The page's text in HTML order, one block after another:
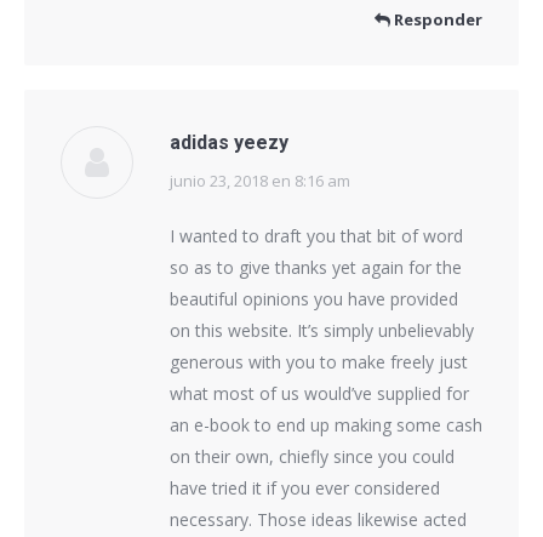
Responder
adidas yeezy
dice:
junio 23, 2018 en 8:16 am
I wanted to draft you that bit of word
so as to give thanks yet again for the
beautiful opinions you have provided
on this website. It’s simply unbelievably
generous with you to make freely just
what most of us would’ve supplied for
an e-book to end up making some cash
on their own, chiefly since you could
have tried it if you ever considered
necessary. Those ideas likewise acted